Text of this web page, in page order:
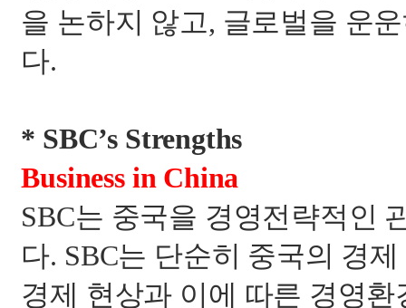
을 논하지 않고, 글로벌을 운
다.
* SBC’s Strengths
Business in China
SBC는 중국을 경영전략적인
다. SBC는 단순히 중국의 경
경제 현상과 이에 따른 경영